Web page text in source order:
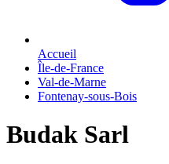
Accueil
Île-de-France
Val-de-Marne
Fontenay-sous-Bois
Budak Sarl